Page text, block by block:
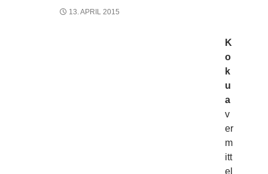
13. APRIL 2015
K
o
k
u
a
v
er
m
itt
el